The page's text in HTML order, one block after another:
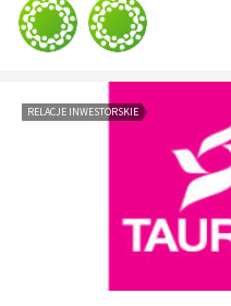
RELACJE INWESTORSKIE